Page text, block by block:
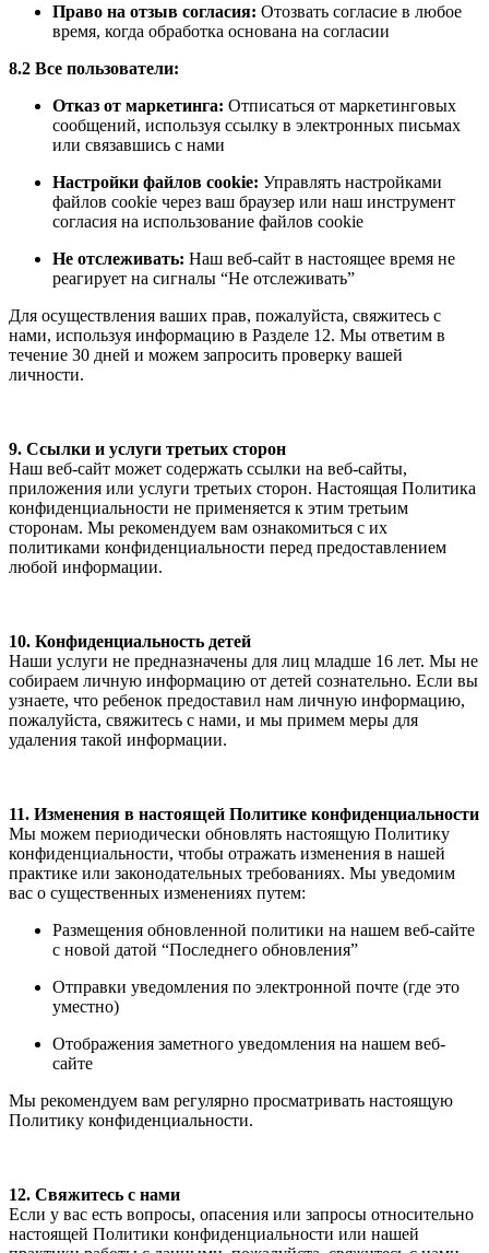
Право на отзыв согласия: Отозвать согласие в любое
время, когда обработка основана на согласии
8.2 Все пользователи:
Отказ от маркетинга: Отписаться от маркетинговых
сообщений, используя ссылку в электронных письмах
или связавшись с нами
Настройки файлов cookie: Управлять настройками
файлов cookie через ваш браузер или наш инструмент
согласия на использование файлов cookie
Не отслеживать: Наш веб-сайт в настоящее время не
реагирует на сигналы “Не отслеживать”
Для осуществления ваших прав, пожалуйста, свяжитесь с
нами, используя информацию в Разделе 12. Мы ответим в
течение 30 дней и можем запросить проверку вашей
личности.
9. Ссылки и услуги третьих сторон
Наш веб-сайт может содержать ссылки на веб-сайты,
приложения или услуги третьих сторон. Настоящая Политика
конфиденциальности не применяется к этим третьим
сторонам. Мы рекомендуем вам ознакомиться с их
политиками конфиденциальности перед предоставлением
любой информации.
10. Конфиденциальность детей
Наши услуги не предназначены для лиц младше 16 лет. Мы не
собираем личную информацию от детей сознательно. Если вы
узнаете, что ребенок предоставил нам личную информацию,
пожалуйста, свяжитесь с нами, и мы примем меры для
удаления такой информации.
11. Изменения в настоящей Политике конфиденциальности
Мы можем периодически обновлять настоящую Политику
конфиденциальности, чтобы отражать изменения в нашей
практике или законодательных требованиях. Мы уведомим
вас о существенных изменениях путем:
Размещения обновленной политики на нашем веб-сайте
с новой датой “Последнего обновления”
Отправки уведомления по электронной почте (где это
уместно)
Отображения заметного уведомления на нашем веб-
сайте
Мы рекомендуем вам регулярно просматривать настоящую
Политику конфиденциальности.
12. Свяжитесь с нами
Если у вас есть вопросы, опасения или запросы относительно
настоящей Политики конфиденциальности или нашей